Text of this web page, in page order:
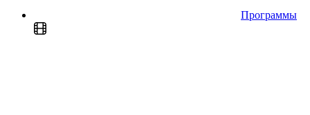
Программы